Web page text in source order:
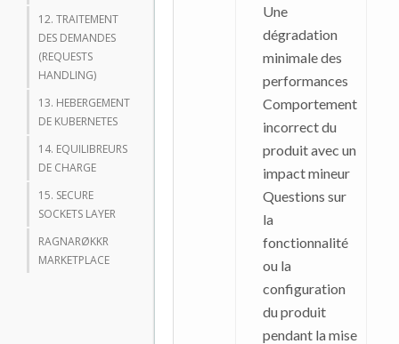
12. TRAITEMENT
DES DEMANDES
(REQUESTS
HANDLING)
13. HEBERGEMENT
DE KUBERNETES
14. EQUILIBREURS
DE CHARGE
15. SECURE
SOCKETS LAYER
RAGNARØKKR
MARKETPLACE
Une
dégradation
minimale des
performances
Comportement
incorrect du
produit avec un
impact mineur
Questions sur
la
fonctionnalité
ou la
configuration
du produit
pendant la mise